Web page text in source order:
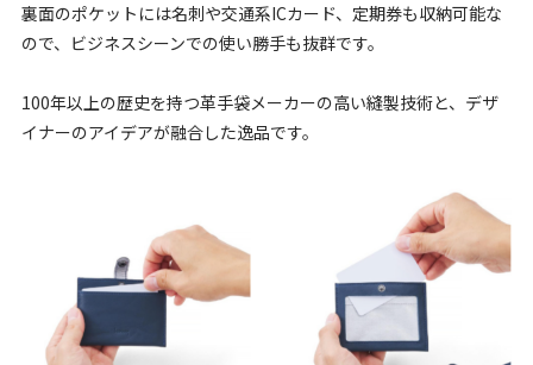
裏面のポケットには名刺や交通系ICカード、定期券も収納可能な
ので、ビジネスシーンでの使い勝手も抜群です。
100年以上の歴史を持つ革手袋メーカーの高い縫製技術と、デザ
イナーのアイデアが融合した逸品です。